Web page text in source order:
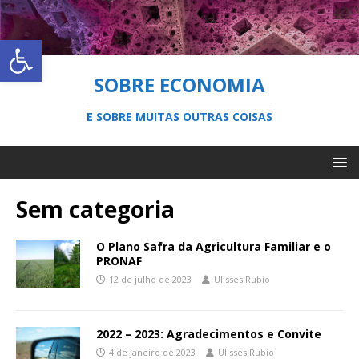
Abrir a barra de ferramentas
SOBRE ECONOMIA
E SOBRE MUITAS OUTRAS COISAS
Sem categoria
O Plano Safra da Agricultura Familiar e o
PRONAF
12 de julho de 2023 Ulisses Rubio
2022 – 2023: Agradecimentos e Convite
4 de janeiro de 2023 Ulisses Rubio